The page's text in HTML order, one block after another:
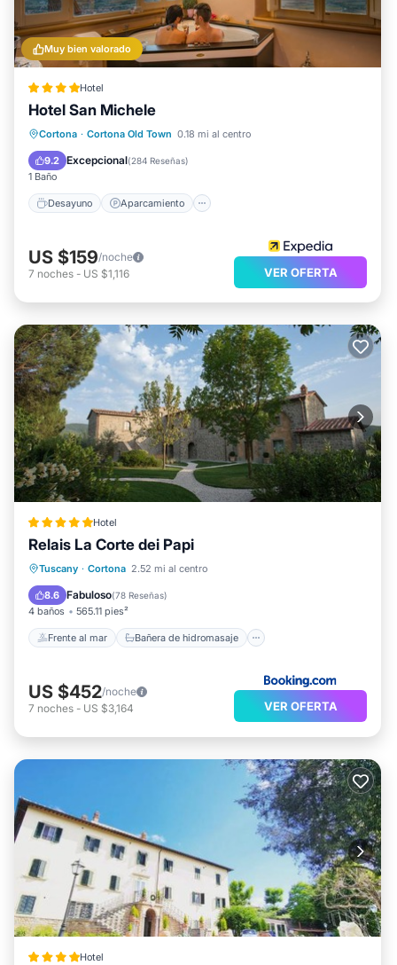
Muy bien valorado
Hotel
Hotel San Michele
Cortona · Cortona Old Town 0.18 mi al centro
9.2 Excepcional(284 Reseñas)
1 Baño
Desayuno Aparcamiento
Desayuno
Aparcamiento
Balcón/Terraza
US $159/noche
7 noches - US $1,116 VER OFERTA
Hotel
Relais La Corte dei Papi
Tuscany · Cortona 2.52 mi al centro
8.6 Fabuloso(78 Reseñas)
4 baños 565.11 pies²
Frente al mar Bañera de hidromasaje
Frente al mar
Bañera de hidromasaje
Desayuno
US $452/noche
7 noches - US $3,164 VER OFERTA
Hotel